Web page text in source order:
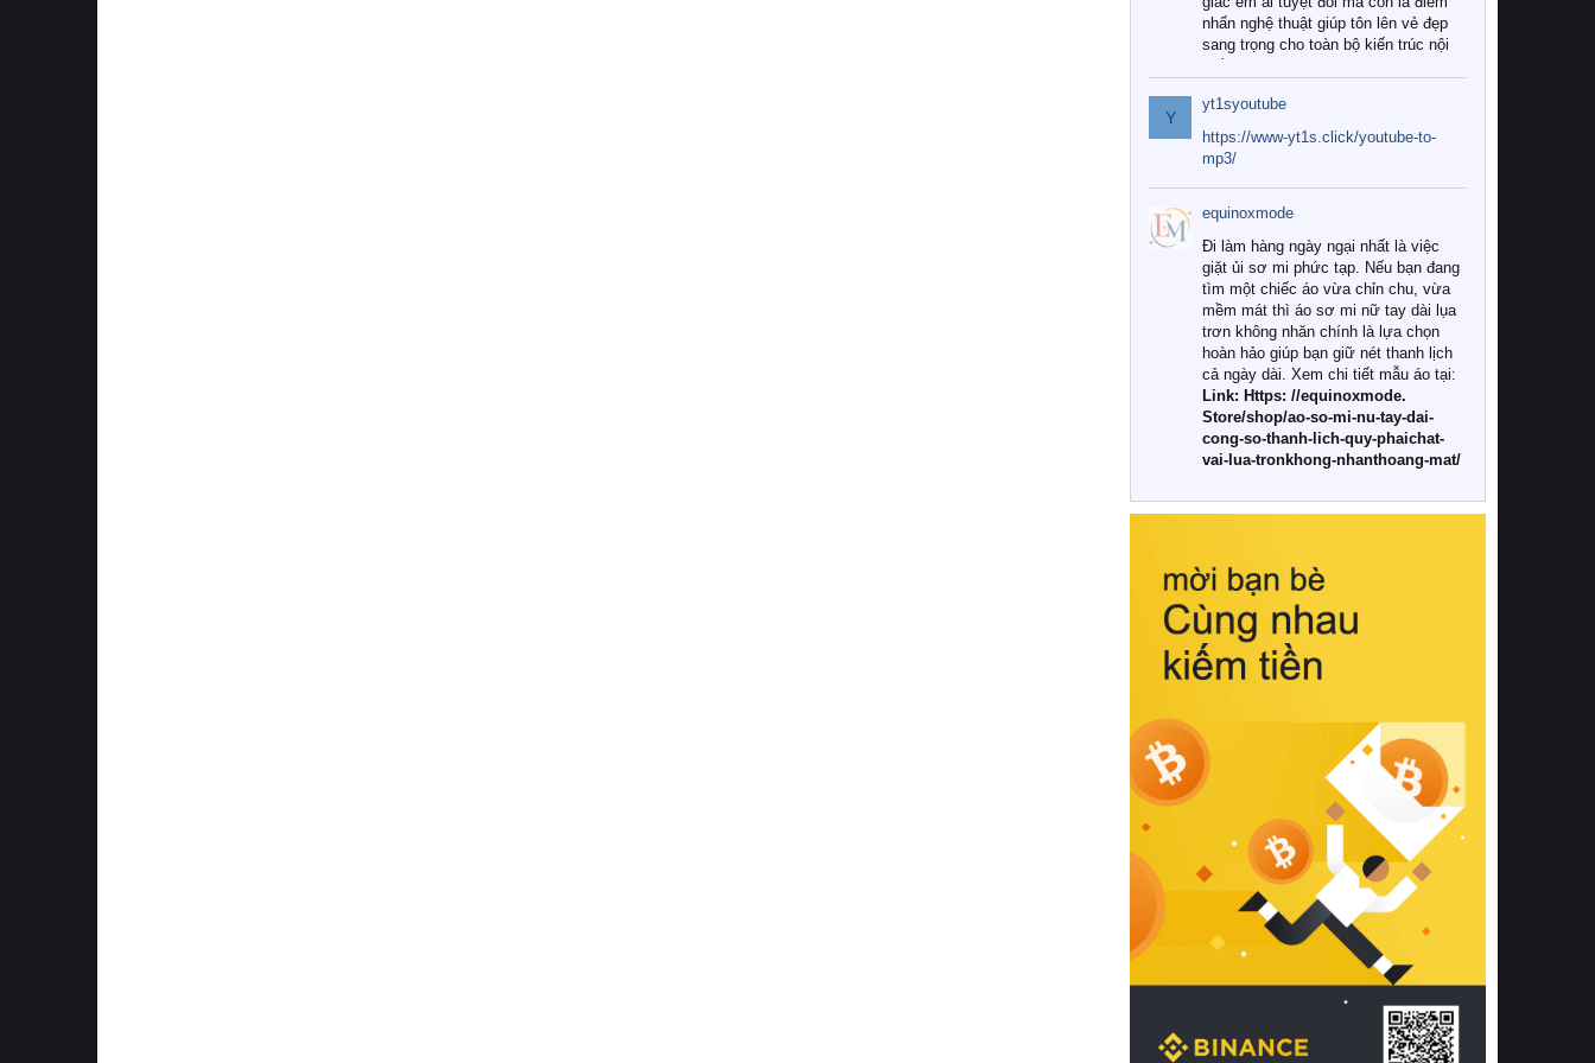
nhấn nghệ thuật giúp tôn lên vẻ đẹp
sang trọng cho toàn bộ kiến trúc nội
Tuy nhiên, giữa thị trường đa dạng
với vô vàn thương hiệu và mẫu mã
như hiện nay, làm thế nào để chọn
được những bộ chăn ga gối đệm cao
cấp thực sự chất lượng, phù hợp với
khí hậu và nhu cầu sử dụng của gia
đình? Hãy cùng chúng tôi đi tìm lời
giải đáp chi tiết qua bài viết dưới đây.
1. Tại sao các gia đình hiện đại lại ưa
chuộng chăn ga gối đệm cao cấp?
Khác với các dòng sản phẩm thông
thường, những bộ chăn ga gối đệm
cao cấp trải qua quy trình sản xuất
nghiêm ngặt từ khâu chọn lọc nguyên
liệu tự nhiên đến công nghệ dệt
nhuộm hiện đại không chứa hóa chất
này, bạn sẽ cảm nhận rõ rệt sự khác
hồi chuẩn xác của phần đệm nâng đỡ
cột sống.
Bên cạnh đó, việc lựa chọn các dòng
sản phẩm đạt chuẩn chất lượng quốc
tế còn giúp ngăn ngừa tình trạng kích
khuẩn và nấm mốc trong điều kiện
thời tiết nóng ẩm. Bạn có thể tìm hiểu
thêm các nghiên cứu khoa học về tác
động của giấc ngủ và môi trường
phòng ngủ đối với sức khỏe con
người tại Sleep Foundation (External
Link) để có cái nhìn toàn diện hơn.
2. Các tiêu chí vàng khi lựa chọn
chăn ga gối đệm cao cấp cho phòng
ngủ
Để sở hữu một bộ chăn ga gối đệm
cao cấp hoàn hảo cả về thẩm mỹ lẫn
công năng, người tiêu dùng cần cân
nhắc kỹ lưỡng các tiêu chí quan trọng
Y
yt1syoutube
https://www-yt1s.click/youtube-to-
mp3/
equinoxmode
Đi làm hàng ngày ngại nhất là việc
giặt ủi sơ mi phức tạp. Nếu bạn đang
tìm một chiếc áo vừa chỉn chu, vừa
mềm mát thì áo sơ mi nữ tay dài lụa
trơn không nhăn chính là lựa chọn
hoàn hảo giúp bạn giữ nét thanh lịch
cả ngày dài. Xem chi tiết mẫu áo tại:
Link: Https: //equinoxmode.
Store/shop/ao-so-mi-nu-tay-dai-
cong-so-thanh-lich-quy-phaichat-
vai-lua-tronkhong-nhanthoang-mat/